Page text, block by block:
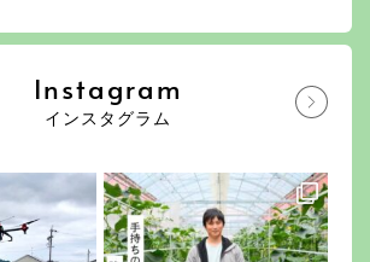
Instagram
インスタグラム